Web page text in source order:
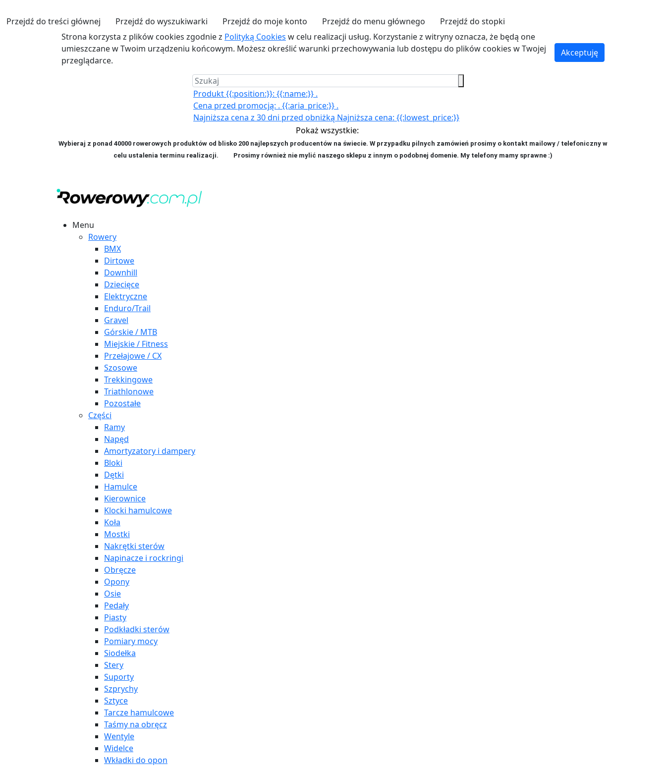
Przejdź do treści głównej Przejdź do wyszukiwarki Przejdź do moje konto Przejdź do menu głównego
Przejdź do stopki
Strona korzysta z plików cookies zgodnie z Polityką Cookies w celu realizacji usług. Korzystanie z witryny oznacza, że będą one
umieszczane w Twoim urządzeniu końcowym. Możesz określić warunki przechowywania lub dostępu do plików cookies w Twojej
przeglądarce.
Akceptuję
Produkt {{:position:}}: {{:name:}} .
Cena przed promocją: . {{:aria_price:}} .
Najniższa cena z 30 dni przed obniżką Najniższa cena: {{:lowest_price:}}
Pokaż wszystkie:
Wybieraj z ponad 40000 rowerowych produktów od blisko 200 najlepszych producentów na świecie. W przypadku pilnych zamówień prosimy o kontakt mailowy / telefoniczny w
celu ustalenia terminu realizacji. Prosimy również nie mylić naszego sklepu z innym o podobnej domenie. My telefony mamy sprawne :)
Menu
Rowery
BMX
Dirtowe
Downhill
Dziecięce
Elektryczne
Enduro/Trail
Gravel
Górskie / MTB
Miejskie / Fitness
Przełajowe / CX
Szosowe
Trekkingowe
Triathlonowe
Pozostałe
Części
Ramy
Napęd
Amortyzatory i dampery
Bloki
Dętki
Hamulce
Kierownice
Klocki hamulcowe
Koła
Mostki
Nakrętki sterów
Napinacze i rockringi
Obręcze
Opony
Osie
Pedały
Piasty
Podkładki sterów
Pomiary mocy
Siodełka
Stery
Suporty
Szprychy
Sztyce
Tarcze hamulcowe
Taśmy na obręcz
Wentyle
Widelce
Wkładki do opon